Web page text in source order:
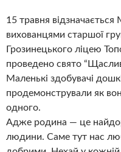
15 травня
вихованцями старшої
Грозинецького ліцею
проведено свято
Маленькі здобувачі
продемонстрували як
одного.
Адже родина — це
людини. Саме тут нас